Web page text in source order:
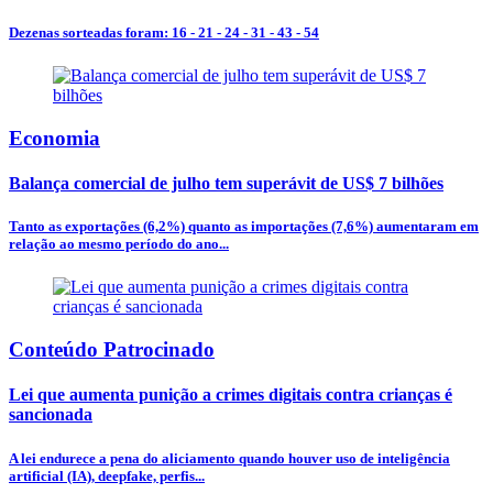
Dezenas sorteadas foram: 16 - 21 - 24 - 31 - 43 - 54
Economia
Balança comercial de julho tem superávit de US$ 7 bilhões
Tanto as exportações (6,2%) quanto as importações (7,6%) aumentaram em
relação ao mesmo período do ano...
Conteúdo Patrocinado
Lei que aumenta punição a crimes digitais contra crianças é
sancionada
A lei endurece a pena do aliciamento quando houver uso de inteligência
artificial (IA), deepfake, perfis...